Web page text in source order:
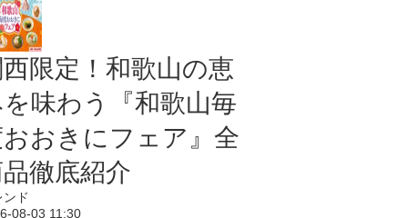
限定！和歌山の恵
味わう『和歌山毎
おきにフェア』全
徹底紹介
ンド
08-03 11:30